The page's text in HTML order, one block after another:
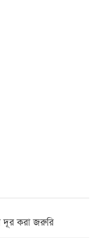
দূর করা জরুরি